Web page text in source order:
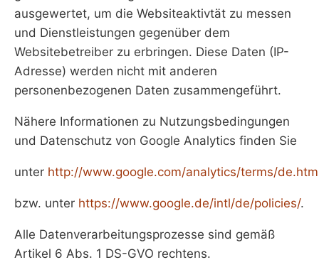
ausgewertet, um die Websiteaktivtät zu messen
und Dienstleistungen gegenüber dem
Websitebetreiber zu erbringen. Diese Daten (IP-
Adresse) werden nicht mit anderen
personenbezogenen Daten zusammengeführt.
Nähere Informationen zu Nutzungsbedingungen
und Datenschutz von Google Analytics finden Sie
unter http://www.google.com/analytics/terms/
bzw. unter https://www.google.de/intl/de/policies/.
Alle Datenverarbeitungsprozesse sind gemäß
Artikel 6 Abs. 1 DS-GVO rechtens.